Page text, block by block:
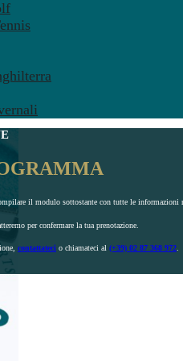
il modulo sottostante con tutte le informazioni
per confermare la tua prenotazione.
contattateci o chiamateci al (+39) 02 87 368 972